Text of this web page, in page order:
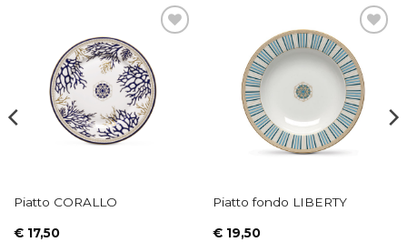
alla lista
desideri
Piatto CORALLO
€17,50
Aggiungi
alla lista
dei
desideri
Piatto fondo LIBERTY
€19,50